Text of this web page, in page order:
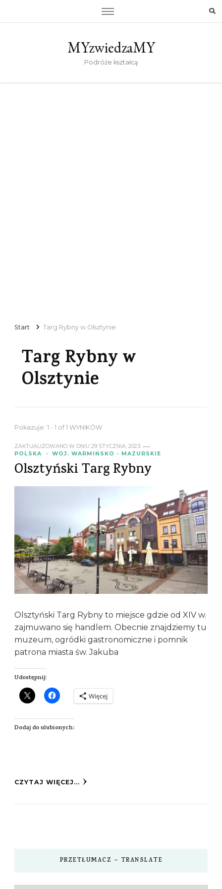
MYzwiedzaMY
Podróże kształcą
Start Targ Rybny w Olsztynie
Targ Rybny w
Olsztynie
Pokazuje: 1 - 1 of 1 WYNIKÓW
ZAKTUALIZOWANO W DNIU 29 STYCZNIA, 2023
POLSKA
WOJ. WARMIŃSKO - MAZURSKIE
Olsztyński Targ Rybny
Olsztyński Targ Rybny to miejsce gdzie od XIV w.
zajmuwano się handlem. Obecnie znajdziemy tu
muzeum, ogródki gastronomiczne i pomnik
patrona miasta św. Jakuba
Udostępnij:
Więcej
Dodaj do ulubionych:
CZYTAJ WIĘCEJ...
PRZETŁUMACZ – TRANSLATE